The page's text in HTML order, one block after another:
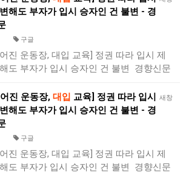
해도 부자가 입시 승자인 건 불변 - 경
구글
진 운동장, 대입 교육] 정권 따라 입시 제
도 부자가 입시 승자인 건 불변 경향신문
새창
진 운동장, 대입 교육] 정권 따라 입시
해도 부자가 입시 승자인 건 불변 - 경
구글
진 운동장, 대입 교육] 정권 따라 입시 제
도 부자가 입시 승자인 건 불변 경향신문